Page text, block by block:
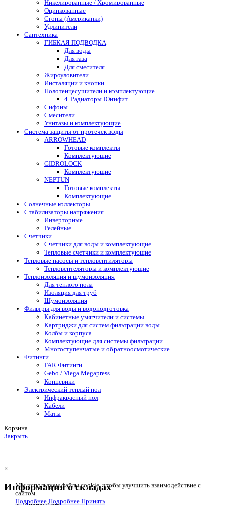
Никелированные / Хромированные
Оцинкованные
Сгоны (Американки)
Удлинители
Сантехника
ГИБКАЯ ПОДВОДКА
Для воды
Для газа
Для смесителя
Жироуловители
Инсталяции и кнопки
Полотенцесушители и комплектующие
4. Радиаторы Юнифит
Сифоны
Смесители
Унитазы и комплектующие
Система защиты от протечек воды
ARROWHEAD
Готовые комплекты
Комплектующие
GIDROLOCK
Комплектующие
NEPTUN
Готовые комплекты
Комплектующие
Солнечные коллекторы
Стабилизаторы напряжения
Инверторные
Релейные
Счетчики
Счетчики для воды и комплектующие
Тепловые счетчики и комплектующие
Тепловые насосы и тепловентиляторы
Тепловентеляторы и комплектующие
Теплоизоляция и шумоизоляция
Для теплого пола
Изоляция для труб
Шумоизоляция
Фильтры для воды и водоподготовка
Кабинетные умягчители и системы
Картриджи для систем фильтрации воды
Колбы и корпуса
Комплектующие для системы фильтрации
Многоступенчатые и обратноосмотические
Фитинги
FAR Фитинги
Gebo / Viega Megapress
Концевики
Электрический теплый пол
Инфракрасный пол
Кабели
Маты
Корзина
Закрыть
Мы используем файлы cookie, чтобы улучшить взаимодействие с
сайтом.
ПодробнееПодробнее Принять
×
Информация о складах